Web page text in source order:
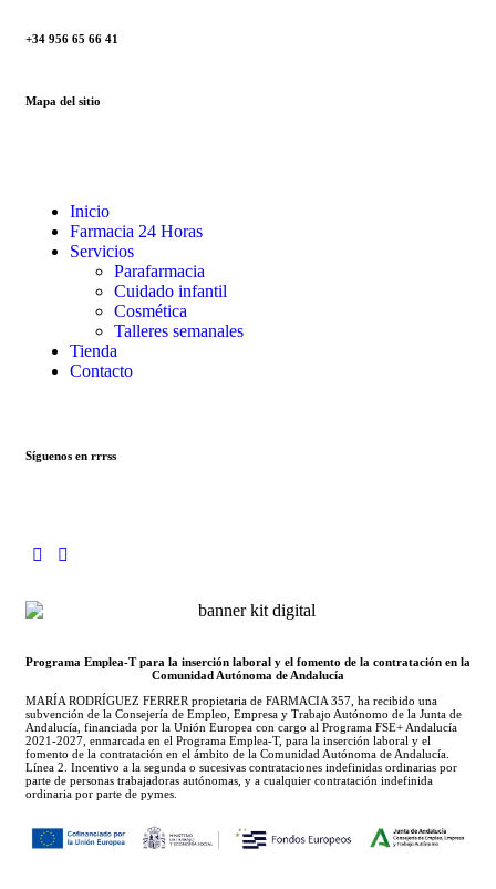
+34 956 65 66 41
Mapa del sitio
Inicio
Farmacia 24 Horas
Servicios
Parafarmacia
Cuidado infantil
Cosmética
Talleres semanales
Tienda
Contacto
Síguenos en rrrss
Programa Emplea-T para la inserción laboral y el fomento de la contratación en la
Comunidad Autónoma de Andalucía
MARÍA RODRÍGUEZ FERRER propietaria de FARMACIA 357, ha recibido una
subvención de la Consejería de Empleo, Empresa y Trabajo Autónomo de la Junta de
Andalucía, financiada por la Unión Europea con cargo al Programa FSE+ Andalucía
2021-2027, enmarcada en el Programa Emplea-T, para la inserción laboral y el
fomento de la contratación en el ámbito de la Comunidad Autónoma de Andalucía.
Línea 2. Incentivo a la segunda o sucesivas contrataciones indefinidas ordinarias por
parte de personas trabajadoras autónomas, y a cualquier contratación indefinida
ordinaria por parte de pymes.